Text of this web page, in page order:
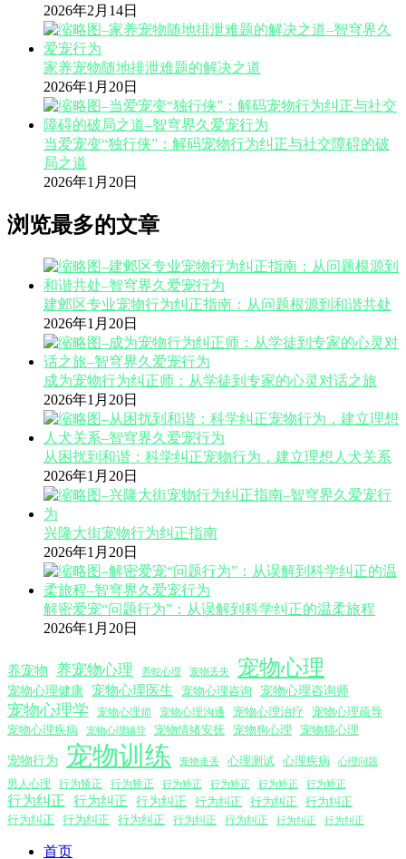
2026年2月14日
家养宠物随地排泄难题的解决之道
2026年1月20日
当爱宠变“独行侠”：解码宠物行为纠正与社交障碍的破
局之道
2026年1月20日
浏览最多的文章
建邺区专业宠物行为纠正指南：从问题根源到和谐共处
2026年1月20日
成为宠物行为纠正师：从学徒到专家的心灵对话之旅
2026年1月20日
从困扰到和谐：科学纠正宠物行为，建立理想人犬关系
2026年1月20日
兴隆大街宠物行为纠正指南
2026年1月20日
解密爱宠“问题行为”：从误解到科学纠正的温柔旅程
2026年1月20日
养宠物 养宠物心理 养蛇心理 宠物丢失 宠物心理
宠物心理健康 宠物心理医生 宠物心理咨询 宠物心理咨询师
宠物心理学 宠物心理师 宠物心理沟通 宠物心理治疗
宠物心理疏导
宠物心理疾病
宠物心理辅导 宠物情绪安抚 宠物狗心理 宠物猫心理
宠物行为 宠物训练 宠物走丢 心理测试 心理疾病 心理问题
男人心理 行为矫正 行为矫正 行为矫正 行为矫正 行为矫正 行为矫正
行为纠正 行为纠正 行为纠正 行为纠正 行为纠正
行为纠正
行为纠正
行为纠正 行为纠正 行为纠正 行为纠正 行为纠正 行为纠正
首页